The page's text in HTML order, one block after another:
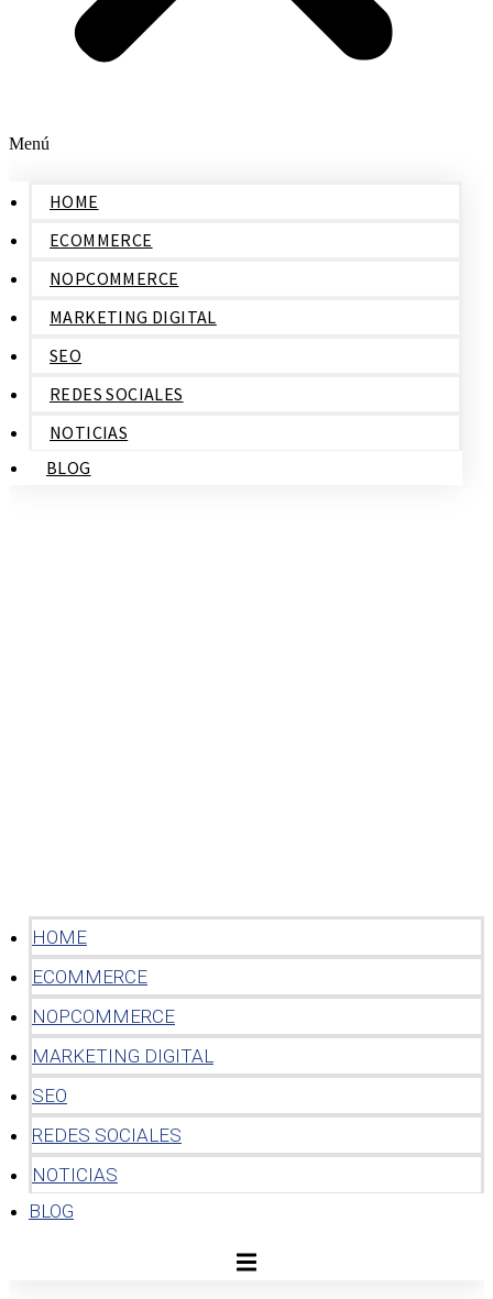
Menú
HOME
ECOMMERCE
NOPCOMMERCE
MARKETING DIGITAL
SEO
REDES SOCIALES
NOTICIAS
BLOG
HOME
ECOMMERCE
NOPCOMMERCE
MARKETING DIGITAL
SEO
REDES SOCIALES
NOTICIAS
BLOG